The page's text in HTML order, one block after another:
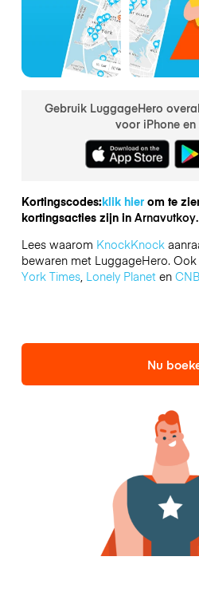
Gebruik LuggageHero
voor iPhone
Kortingscodes:klik hierom te
kortingsacties zijn in Arnavutkoy.
Lees waarom KnockKnock
bewaren met LuggageHero.
York Times, Lonely Planeten
Nu